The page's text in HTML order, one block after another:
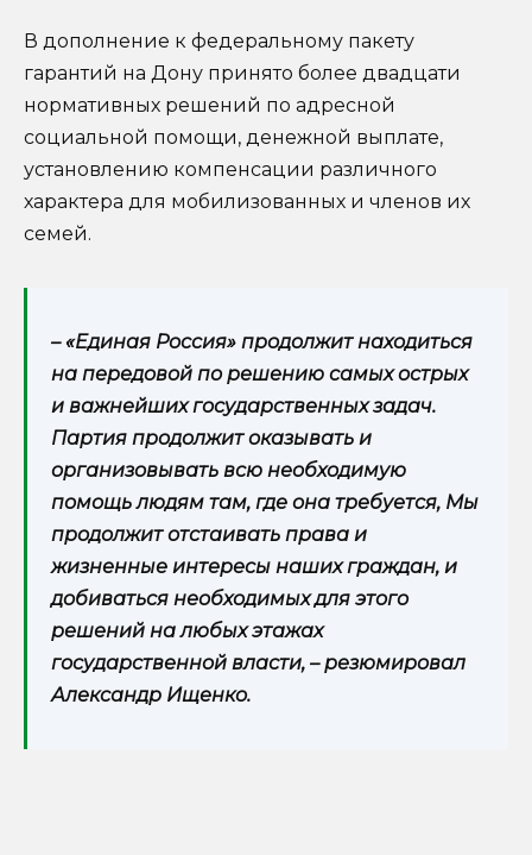
В дополнение к федеральному пакету
гарантий на Дону принято более двадцати
нормативных решений по адресной
социальной помощи, денежной выплате,
установлению компенсации различного
характера для мобилизованных и членов их
семей.
– «Единая Россия» продолжит находиться
на передовой по решению самых острых
и важнейших государственных задач.
Партия продолжит оказывать и
организовывать всю необходимую
помощь людям там, где она требуется, Мы
продолжит отстаивать права и
жизненные интересы наших граждан, и
добиваться необходимых для этого
решений на любых этажах
государственной власти, – резюмировал
Александр Ищенко.